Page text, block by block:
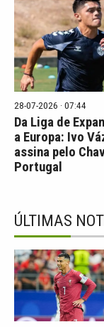
28-07-2026 · 07:44
Da Liga de
a Europa: Ivo
assina pelo
Portugal
ÚLTIMAS